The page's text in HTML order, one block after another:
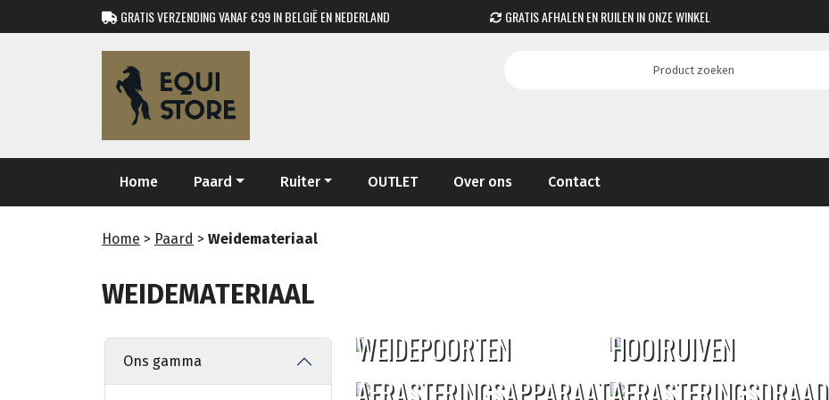
GRATIS VERZENDING VANAF €99 IN BELGIË EN NEDERLAND GRATIS AFHALEN EN RUILEN IN ONZE WINKEL
Home Paard Ruiter OUTLET Over ons Contact
Home > Paard > Weidemateriaal
WEIDEMATERIAAL
Ons gamma WEIDEPOORTEN HOOIRUIVEN
AFRASTERINGSAPPARAATAFRASTERINGSDRAAD